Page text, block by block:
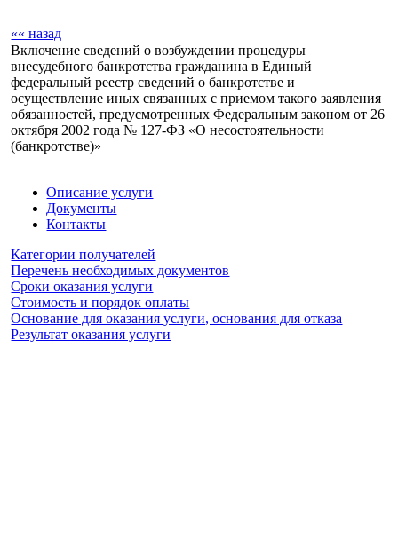
«« назад
Включение сведений о возбуждении процедуры
внесудебного банкротства гражданина в Единый
федеральный реестр сведений о банкротстве и
осуществление иных связанных с приемом такого заявления
обязанностей, предусмотренных Федеральным законом от 26
октября 2002 года № 127-ФЗ «О несостоятельности
(банкротстве)»
Описание услуги
Документы
Контакты
Категории получателей
Перечень необходимых документов
Сроки оказания услуги
Стоимость и порядок оплаты
Основание для оказания услуги, основания для отказа
Результат оказания услуги